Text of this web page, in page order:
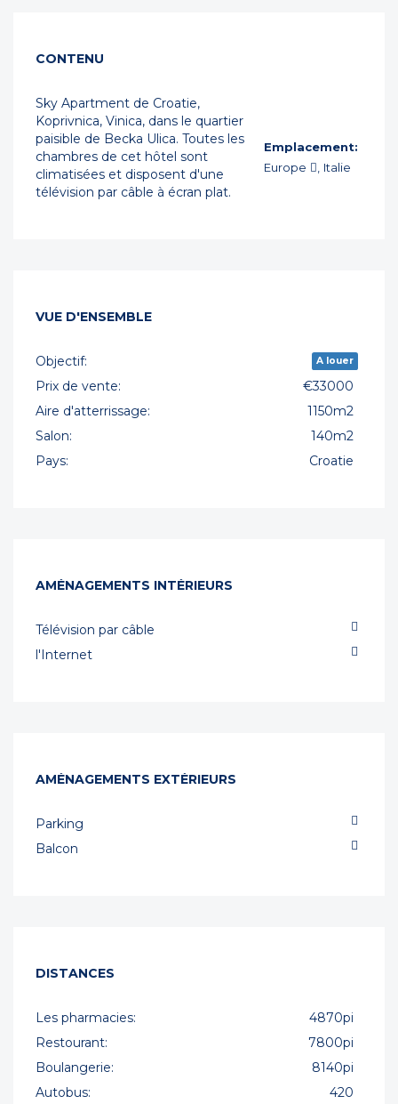
CONTENU
Sky Apartment de Croatie,
Koprivnica, Vinica, dans le quartier
paisible de Becka Ulica. Toutes les
chambres de cet hôtel sont
climatisées et disposent d'une
télévision par câble à écran plat.
Emplacement:
Europe , Italie
VUE D'ENSEMBLE
Objectif: A louer
Prix de vente:
€33000
Aire d'atterrissage:
1150m2
Salon:
140m2
Pays:
Croatie
AMÉNAGEMENTS INTÉRIEURS
Télévision par câble
l'Internet
AMÉNAGEMENTS EXTÉRIEURS
Parking
Balcon
DISTANCES
Les pharmacies:
4870pi
Restourant:
7800pi
Boulangerie:
8140pi
Autobus:
420